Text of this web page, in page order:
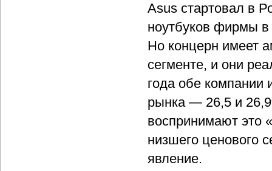
Asus стартовал в
ноутбуков фирмы в
Но концерн имеет
сегменте, и они
года обе компании
рынка — 26,5 и
воспринимают это
низшего ценового
явление.